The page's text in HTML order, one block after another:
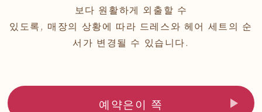
보다 원활하게 외출할 수
있도록, 매장의 상황에 따라 드레스와 헤어 세트의 순
서가 변경될 수 있습니다.
예약은이 쪽